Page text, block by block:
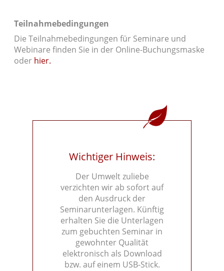
Teilnahmebedingungen
Die Teilnahmebedingungen für Seminare und
Webinare finden Sie in der Online-Buchungsmaske
oder hier.
Wichtiger Hinweis:
Der Umwelt zuliebe
verzichten wir ab sofort auf
den Ausdruck der
Seminarunterlagen. Künftig
erhalten Sie die Unterlagen
zum gebuchten Seminar in
gewohnter Qualität
elektronisch als Download
bzw. auf einem USB-Stick.